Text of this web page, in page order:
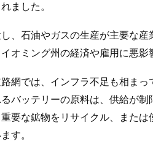
ました。
、石油やガスの生産が主要な
オミング州の経済や雇用に悪影
網では、インフラ不足も相ま
バッテリーの原料は、供給が
要な鉱物をリサイクル、また
す。